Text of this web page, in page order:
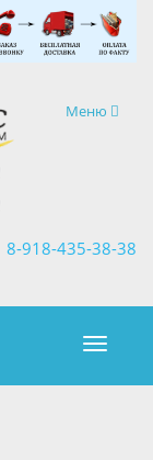
Навигация
Меню
8-918-435-38-38
×